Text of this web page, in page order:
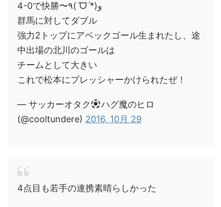
4-0で快勝〜٩(ˊᗜˋ*)و
群馬に対してダブル
強力2トップにアベックゴール生まれたし、途
中出場の北川のゴールは
チームとして大きい
これで松本にプレッシャーかけられたぜ！
— サッカーオタク
ハグ魔のヒロ
(@cooltundere) 2016, 10月 29
4点目も若手の連携素晴らしかった